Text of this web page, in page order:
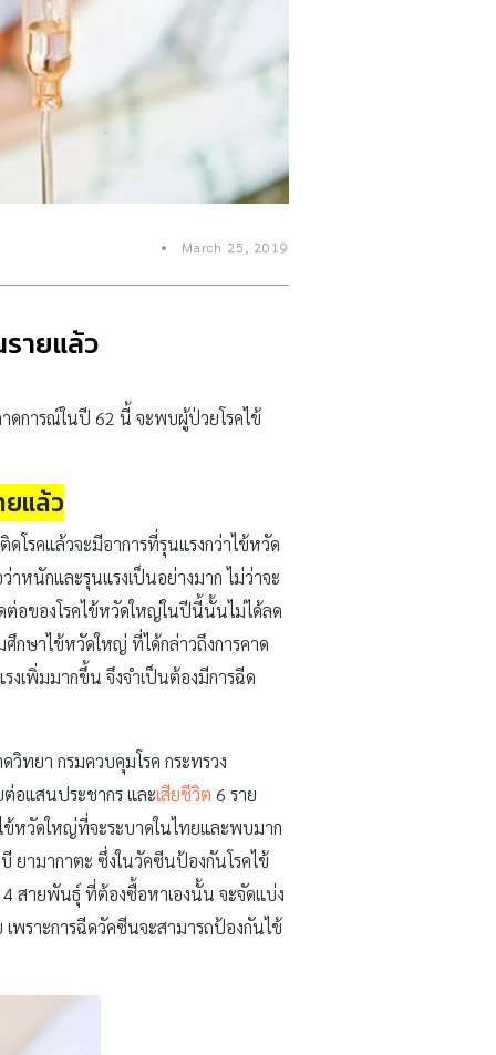
March 25, 2019
ายแล้ว
ดการณ์ในปี 62 นี้ จะพบผู้ป่วยโรคไข้
แล้ว
โรคแล้วจะมีอาการที่รุนแรงกว่าไข้หวัด
าหนักและรุนแรงเป็นอย่างมาก ไม่ว่าจะ
อของโรคไข้หวัดใหญ่ในปีนี้นั้นไม่ได้ลด
กษาไข้หวัดใหญ่ ที่ได้กล่าวถึงการคาด
งเพิ่มมากขึ้น จึงจำเป็นต้องมีการฉีด
วิทยา กรมควบคุมโรค กระทรวง
อแสนประชากร และเสียชีวิต 6 ราย
หวัดใหญ่ที่จะระบาดในไทยและพบมาก
ยามากาตะ ซึ่งในวัคซีนป้องกันโรคไข้
สายพันธุ์ ที่ต้องซื้อหาเองนั้น จะจัดแบ่ง
ราะการฉีดวัคซีนจะสามารถป้องกันไข้